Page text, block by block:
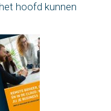
hoofd kunnen